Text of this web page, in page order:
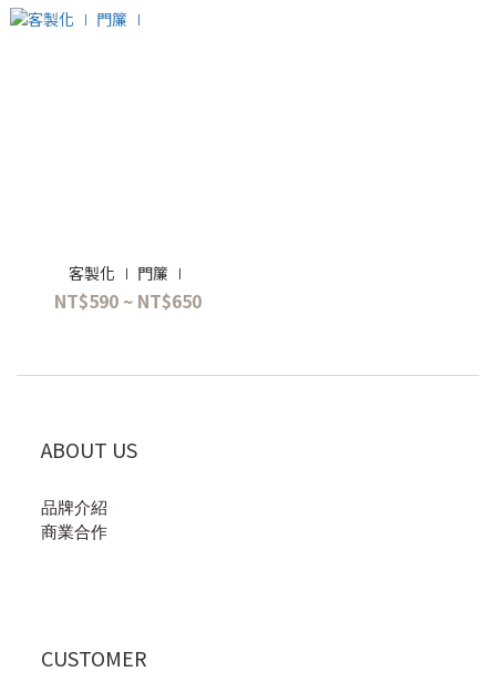
客製化 ∣ 門簾 ∣
NT$590 ~ NT$650
ABOUT US
品牌介紹
商業合作
CUSTOMER